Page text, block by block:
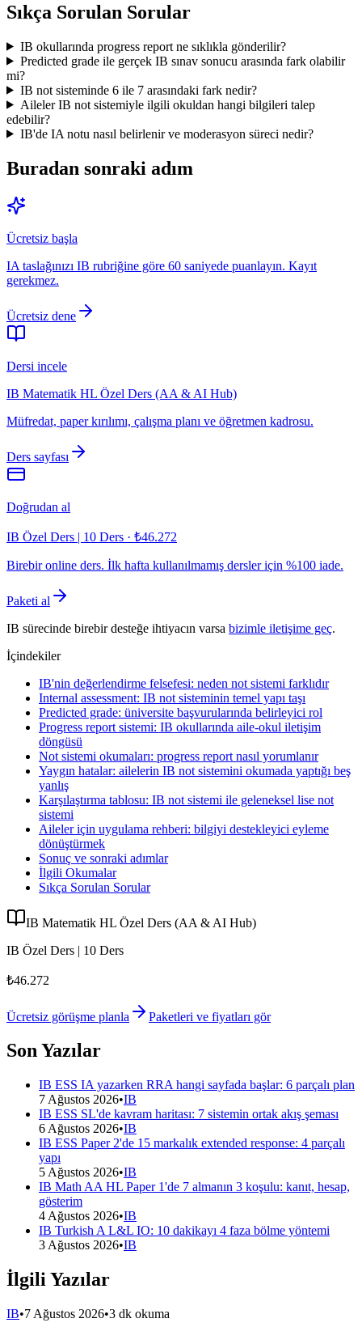
Sıkça Sorulan Sorular
IB okullarında progress report ne sıklıkla gönderilir?
Predicted grade ile gerçek IB sınav sonucu arasında fark olabilir
mi?
IB not sisteminde 6 ile 7 arasındaki fark nedir?
Aileler IB not sistemiyle ilgili okuldan hangi bilgileri talep
edebilir?
IB'de IA notu nasıl belirlenir ve moderasyon süreci nedir?
Buradan sonraki adım
Ücretsiz başla
IA taslağınızı IB rubriğine göre 60 saniyede puanlayın. Kayıt
gerekmez.
Ücretsiz dene
Dersi incele
IB Matematik HL Özel Ders (AA & AI Hub)
Müfredat, paper kırılımı, çalışma planı ve öğretmen kadrosu.
Ders sayfası
Doğrudan al
IB Özel Ders | 10 Ders · ₺46.272
Birebir online ders. İlk hafta kullanılmamış dersler için %100 iade.
Paketi al
IB sürecinde birebir desteğe ihtiyacın varsa bizimle iletişime geç.
İçindekiler
IB'nin değerlendirme felsefesi: neden not sistemi farklıdır
Internal assessment: IB not sisteminin temel yapı taşı
Predicted grade: üniversite başvurularında belirleyici rol
Progress report sistemi: IB okullarında aile-okul iletişim
döngüsü
Not sistemi okumaları: progress report nasıl yorumlanır
Yaygın hatalar: ailelerin IB not sistemini okumada yaptığı beş
yanlış
Karşılaştırma tablosu: IB not sistemi ile geleneksel lise not
sistemi
Aileler için uygulama rehberi: bilgiyi destekleyici eyleme
dönüştürmek
Sonuç ve sonraki adımlar
İlgili Okumalar
Sıkça Sorulan Sorular
IB Matematik HL Özel Ders (AA & AI Hub)
IB Özel Ders | 10 Ders
₺46.272
Ücretsiz görüşme planla Paketleri ve fiyatları gör
Son Yazılar
IB ESS IA yazarken RRA hangi sayfada başlar: 6 parçalı plan
7 Ağustos 2026•IB
IB ESS SL'de kavram haritası: 7 sistemin ortak akış şeması
6 Ağustos 2026•IB
IB ESS Paper 2'de 15 markalık extended response: 4 parçalı
yapı
5 Ağustos 2026•IB
IB Math AA HL Paper 1'de 7 almanın 3 koşulu: kanıt, hesap,
gösterim
4 Ağustos 2026•IB
IB Turkish A L&L IO: 10 dakikayı 4 faza bölme yöntemi
3 Ağustos 2026•IB
İlgili Yazılar
IB•7 Ağustos 2026•3 dk okuma